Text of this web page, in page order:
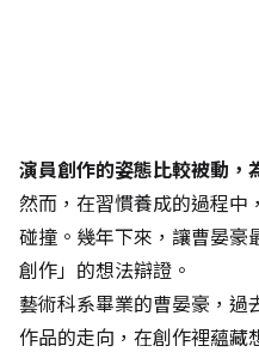
演員創作的姿態比較被動，
然而，在習慣養成的過程中
碰撞。幾年下來，讓曹晏豪
創作」的想法辯證。
藝術科系畢業的曹晏豪，過
作品的走向，在創作裡蘊藏